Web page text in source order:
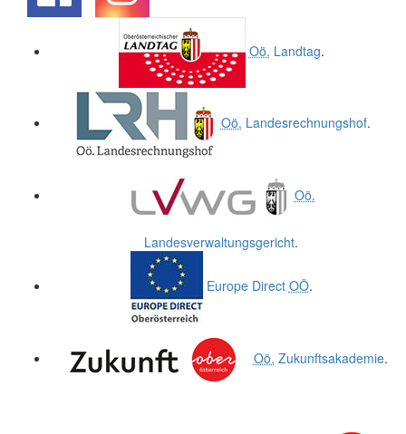
Oö. Landtag.
Oö. Landesrechnungshof.
Oö.
Landesverwaltungsgericht.
Europe Direct OÖ.
Oö. Zukunftsakademie.